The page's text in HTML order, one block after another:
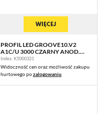
WIĘCEJ
PROFIL LED GROOVE10.V2
A1C/U 3000 CZARNY ANOD.
/OP
Index: K5000321
Widoczność cen oraz możliwość zakupu
hurtowego pozalogowaniu